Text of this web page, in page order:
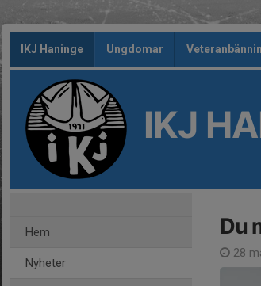
IKJ Haninge Ungdomar
IKJ
Hem
Nyheter
Du
28